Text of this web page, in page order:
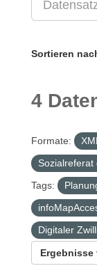
Sortieren
4
Formate: XML
Tags:
Digitaler
Ergebnisse